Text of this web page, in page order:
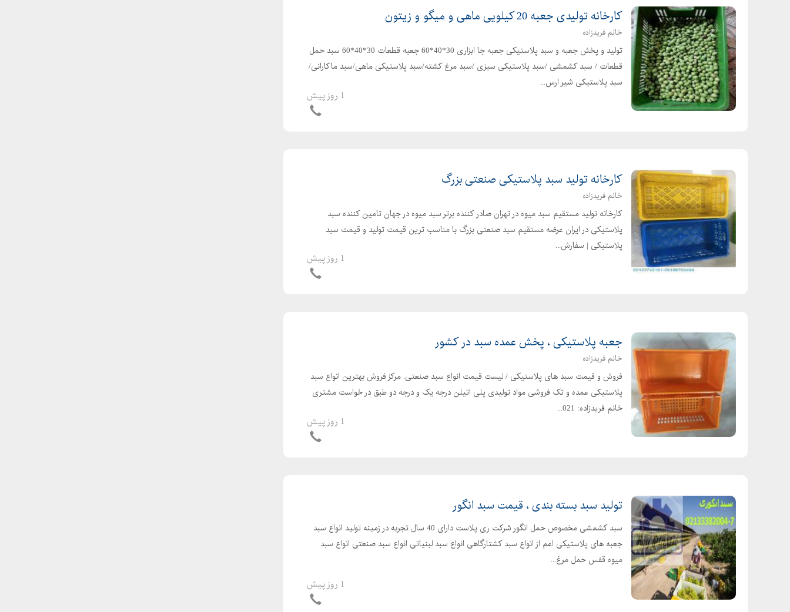
کارخانه تولیدی جعبه 20 کیلویی ماهی و میگو و زیتون
خانم فریدزاده
تولید و پخش جعبه و سبد پلاستیکی جعبه جا ابزاری 30*40*60 جعبه قطعات 30*40*60 سبد حمل
قطعات / سبد کشمشی /سبد پلاستیکی سبزی /سبد مرغ کشته/سبد پلاستیکی ماهی/سبد ماکارانی/
سبد پلاستیکی شیر ارس...
1 روز پیش
کارخانه تولید سبد پلاستیکی صنعتی بزرگ
خانم فریدزاده
کارخانه تولید مستقیم سبد میوه در تهران صادر کننده برتر سبد میوه در جهان تامین کننده سبد
پلاستیکی در ایران عرضه مستقیم سبد صنعتی بزرگ با مناسب ترین قیمت تولید و قیمت سبد
پلاستیکی | سفارش...
1 روز پیش
جعبه پلاستیکی ، پخش عمده سبد در کشور
خانم فریدزاده
فروش و قیمت سبد های پلاستیکی / لیست قیمت انواع سبد صنعتی. مرکز فروش بهترین انواع سبد
پلاستیکی عمده و تک فروشی مواد تولیدی پلی اتیلن درجه یک و درجه دو طبق در خواست مشتری
خانم فریدزاده: 021...
1 روز پیش
تولید سبد بسته بندی ، قیمت سبد انگور
سبد کشمشی مخصوص حمل انگور شرکت ری پلاست دارای 40 سال تجربه در زمینه تولید انواع سبد
جعبه های پلاستیکی اعم از انواع سبد کشتارگاهی انواع سبد لبنیاتی انواع سبد صنعتی انواع سبد
میوه قفس حمل مرغ...
1 روز پیش